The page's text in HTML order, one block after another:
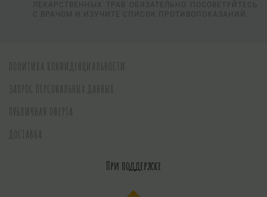
ЛЕКАРСТВЕННЫХ ТРАВ ОБЯЗАТЕЛЬНО ПОСОВЕТУЙТЕСЬ
С ВРАЧОМ И ИЗУЧИТЕ СПИСОК ПРОТИВОПОКАЗАНИЙ.
ПОЛИТИКА КОНФИДЕНЦИАЛЬНОСТИ
ЗАПРОС ПЕРСОНАЛЬНЫХ ДАННЫХ
ПУБЛИЧНАЯ ОФЕРТА
ДОСТАВКА
При поддержке